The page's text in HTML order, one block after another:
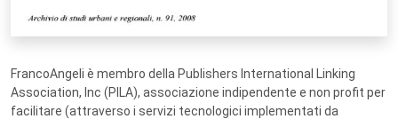
FrancoAngeli è membro della Publishers International Linking
Association, Inc (PILA), associazione indipendente e non profit per
facilitare (attraverso i servizi tecnologici implementati da